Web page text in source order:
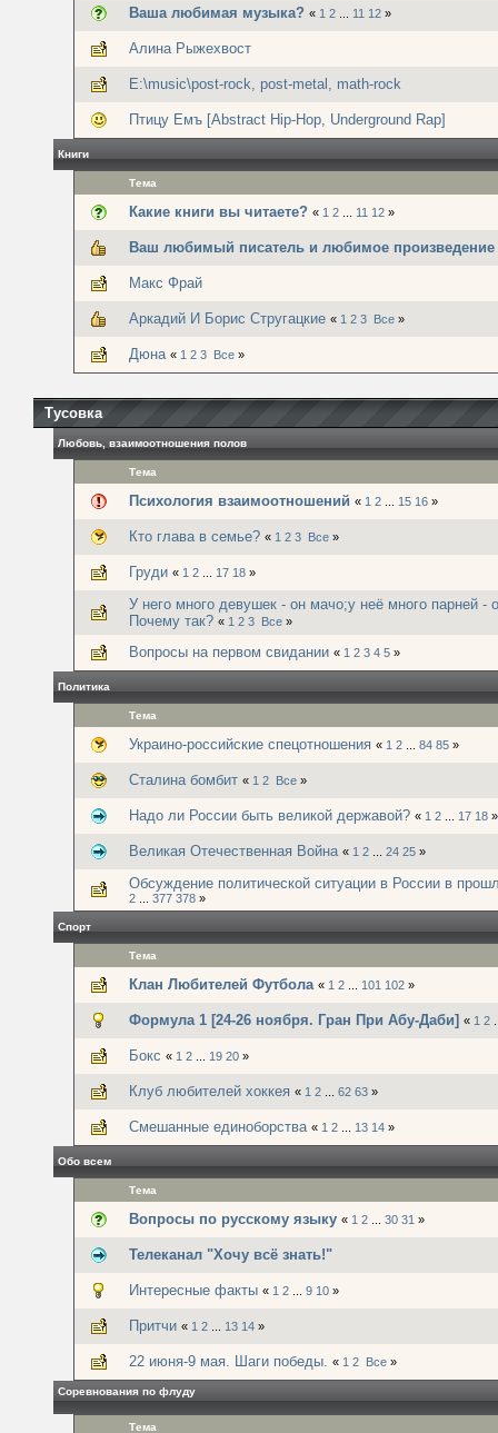
Ваша любимая музыка? « 1 2 11 12 »
Алина Рыжехвост
E:\music\post-rock, post-metal, math-rock
Птицу Емъ [Abstract Hip-Hop, Underground Rap]
Книги
Тема
Какие книги вы читаете? « 1 2 11 12 »
Ваш любимый писатель и любимое произведение
Макс Фрай
Аркадий И Борис Стругацкие « 1 2 3 Все »
Дюна « 1 2 3 Все »
Тусовка
Любовь, взаимоотношения полов
Тема
Психология взаимоотношений « 1 2 15 16 »
Кто глава в семье? « 1 2 3 Все »
Груди « 1 2 17 18 »
У него много девушек - он мачо;у неё много парней -
Почему так? « 1 2 3 Все »
Вопросы на первом свидании « 1 2 3 4 5 »
Политика
Тема
Украино-российские спецотношения « 1 2 84 85 »
Сталина бомбит « 1 2 Все »
Надо ли России быть великой державой? « 1 2 17 18 »
Великая Отечественная Война « 1 2 24 25 »
Обсуждение политической ситуации в России в
2 377 378 »
Спорт
Тема
Клан Любителей Футбола « 1 2 101 102 »
Формула 1 [24-26 ноября. Гран При Абу-Даби] « 1 2
Бокс « 1 2 19 20 »
Клуб любителей хоккея « 1 2 62 63 »
Смешанные единоборства « 1 2 13 14 »
Обо всем
Тема
Вопросы по русскому языку « 1 2 30 31 »
Телеканал "Хочу всё знать!"
Интересные факты « 1 2 9 10 »
Притчи « 1 2 13 14 »
22 июня-9 мая. Шаги победы. « 1 2 Все »
Соревнования по флуду
Тема